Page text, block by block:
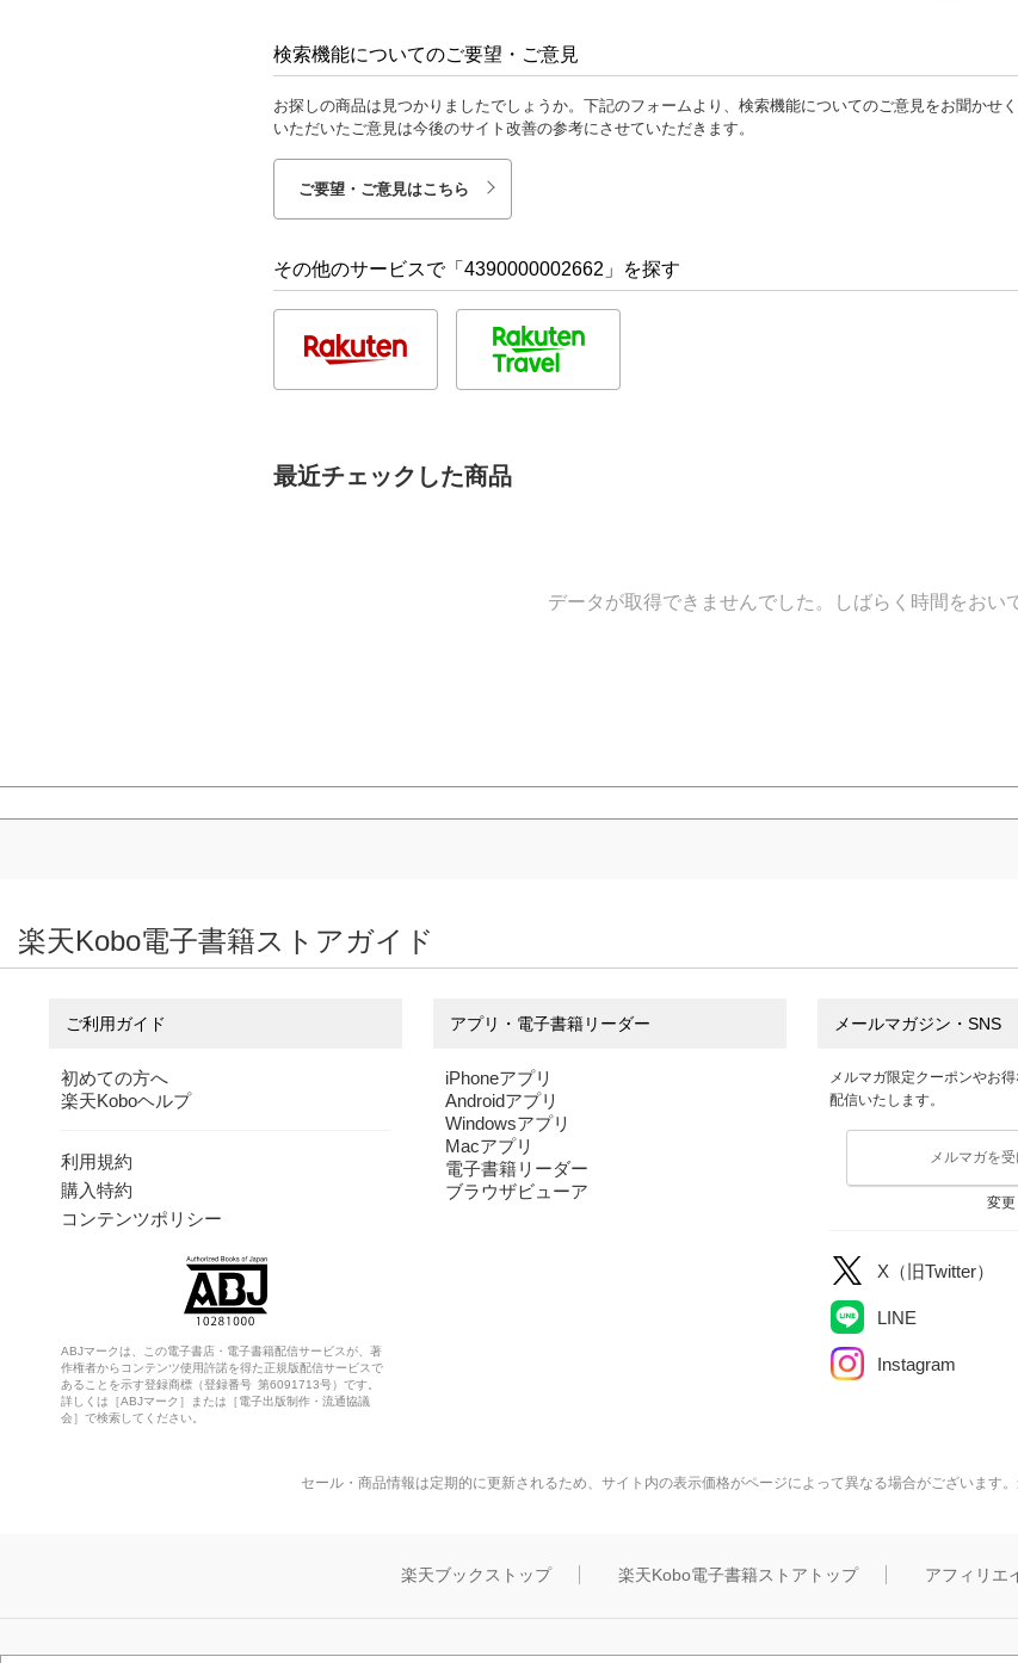
検索機能についてのご要望・ご意見
お探しの商品は見つかりましたでしょうか。下記のフォームより、検索機能についてのご意見をお聞かせく
いただいたご意見は今後のサイト改善の参考にさせていただきます。
ご要望・ご意見はこちら
その他のサービスで「4390000002662」を探す
最近チェックした商品
データが取得できませんでした。しばらく時間をおい
楽天Kobo電子書籍ストアガイド
ご利用ガイド
初めての方へ
楽天Koboヘルプ
利用規約
購入特約
コンテンツポリシー
ABJマークは、この電子書店・電子書籍配信サービスが、著
作権者からコンテンツ使用許諾を得た正規版配信サービスで
あることを示す登録商標（登録番号 第6091713号）です。
詳しくは［ABJマーク］または［電子出版制作・流通協議
会］で検索してください。
アプリ・電子書籍リーダー
iPhoneアプリ
Androidアプリ
Windowsアプリ
Macアプリ
電子書籍リーダー
ブラウザビューア
メールマガジン・SNS
メルマガ限定クーポンやお
配信いたします。
メルマガを
変
X（旧Twitter）
LINE
Instagram
セール・商品情報は定期的に更新されるため、サイト内の表示価格がページによって異なる場合がございます
楽天ブックストップ 楽天Kobo電子書籍ストアトップ アフィリエ